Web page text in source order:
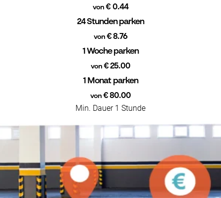
von € 0.44
24 Stunden parken
von€ 8.76
1 Woche parken
von€ 25.00
1 Monat parken
von€ 80.00
Min. Dauer 1 Stunde